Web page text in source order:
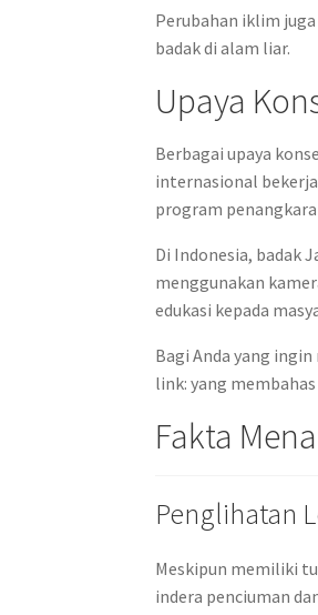
Perubahan iklim
badak di alam liar.
Upaya
Berbagai upaya
internasional
program
Di Indonesia, badak
menggunakan
edukasi kepada
Bagi Anda yang
link: yang
Fakta
Penglihatan
Meskipun memiliki
indera penciuman